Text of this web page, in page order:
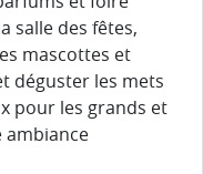
salle des fêtes,
mascottes et
déguster les mets
pour les grands et
ambiance